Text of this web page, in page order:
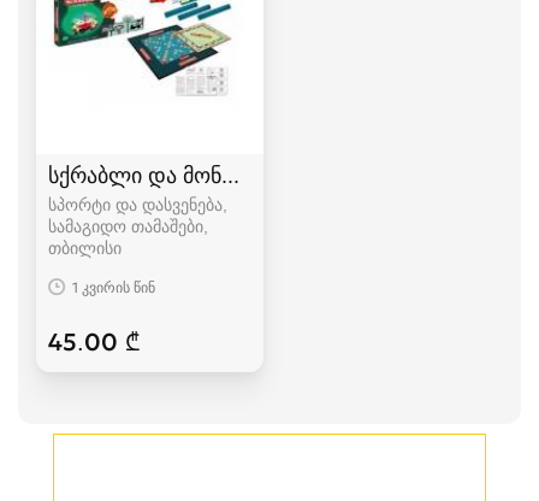
სქრაბლი და მონოპოლია 2 in 1 (სამაგიდო
სპორტი და დასვენება,
სამაგიდო თამაშები
თბილისი
1 კვირის წინ
45.00 ₾